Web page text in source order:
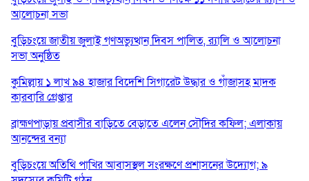
আলোচনা সভা
বুড়িচংয়ে জাতীয় জুলাই গণঅভ্যুত্থান দিবস পালিত, র‍্যালি ও আলোচনা
সভা অনুষ্ঠিত
কুমিল্লায় ১ লাখ ৯৪ হাজার বিদেশি সিগারেট উদ্ধার ও গাঁজাসহ মাদক
কারবারি গ্রেপ্তার
ব্রাহ্মণপাড়ায় প্রবাসীর বাড়িতে বেড়াতে এলেন সৌদির কফিল; এলাকায়
আনন্দের বন্যা
বুড়িচংয়ে অতিথি পাখির আবাসস্থল সংরক্ষণে প্রশাসনের উদ্যোগ; ৯